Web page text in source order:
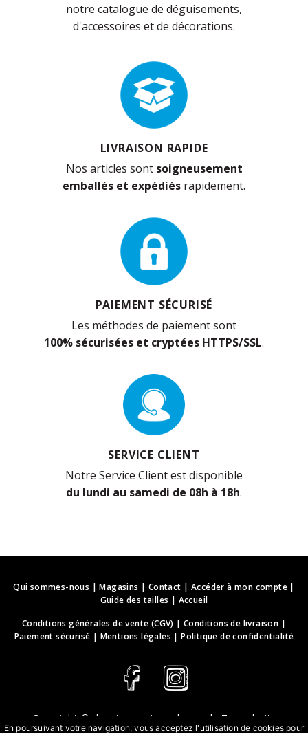
notre catalogue de déguisements,
d'accessoires et de décorations.
LIVRAISON RAPIDE
Nos articles sont soigneusement
emballés et expédiés rapidement.
PAIEMENT SÉCURISÉ
Les méthodes de paiement sont
100% sécurisées et cryptées HTTPS/SSL.
SERVICE CLIENT
Notre Service Client est disponible
du lundi au samedi de 08h à 18h.
Qui sommes-nous |Magasins | Contact | Accéder à mon compte|
Guide des tailles | Accueil
Conditions générales de vente (CGV) |Conditions de livraison |
Paiement sécurisé | Mentions légales |Politique de confidentialité
Copyright © deguisements-cadeaux.ch
. Tous droits
En poursuivant votre navigation, vous acceptez l'utilisation de cookies pour